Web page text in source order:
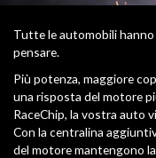
Tutte le automobili
pensare.
Più potenza, maggiore
una risposta del motore
RaceChip, la vostra auto
Con la centralina
del motore mantengono